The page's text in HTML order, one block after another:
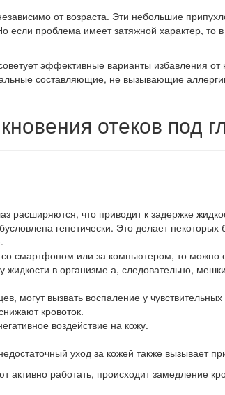
от возраста. Эти небольшие
если проблема имеет затяжной характер,
эффективные варианты избавления
составляющие, не вызывающие
отеков под
расширяются, что приводит к задержке
генетически. Это делает
смартфоном или за компьютером, то можно
в организме а, следовательно,
могут вызвать воспаление у
кровоток.
воздействие на кожу.
уход за кожей также вызывает
работать, происходит замедление